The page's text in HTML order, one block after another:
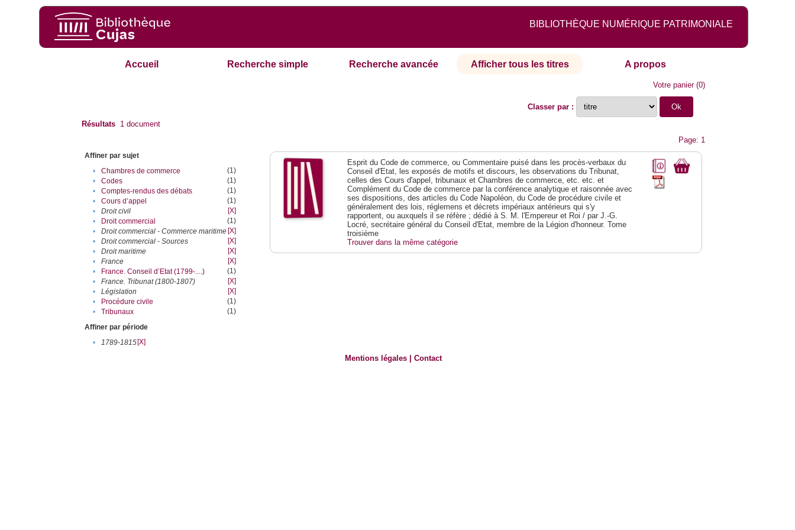
BIBLIOTHÈQUE NUMÉRIQUE PATRIMONIALE
Accueil Recherche simple Recherche avancée Afficher tous les titres A propos
Votre panier(0)
Classer par :
Résultats 1 document
Page: 1
Affiner par sujet
•
Chambres de commerce
(1)
•
Codes
(1)
•
Comptes-rendus des débats
(1)
•
Cours d’appel
(1)
•
Droit civil
[X]
•
Droit commercial
(1)
•
Droit commercial - Commerce maritime [X]
•
Droit commercial - Sources
[X]
•
Droit maritime
[X]
•
France
[X]
•
France. Conseil d’Etat (1799-....)
(1)
•
France. Tribunat (1800-1807)
[X]
•
Législation
[X]
•
Procédure civile
(1)
•
Tribunaux
(1)
Affiner par période
•
1789-1815[X]
Esprit du Code de commerce, ou Commentaire puisé dans les procès-verbaux du
Conseil d'Etat, les exposés de motifs et discours, les observations du Tribunat,
celles des Cours d'appel, tribunaux et Chambres de commerce, etc. etc. et
Complément du Code de commerce par la conférence analytique et raisonnée avec
ses dispositions, des articles du Code Napoléon, du Code de procédure civile et
généralement des lois, réglemens et décrets impériaux antérieurs qui s'y
rapportent, ou auxquels il se réfère ; dédié à S. M. l'Empereur et Roi / par J.-G.
Locré, secrétaire général du Conseil d'Etat, membre de la Légion d'honneur. Tome
troisième
Trouver dans la même catégorie
Mentions légales |Contact